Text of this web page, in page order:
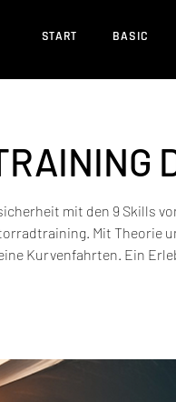
START BASIC
mit den 9 Skills
Mit Theorie
Kurvenfahrten. Ein